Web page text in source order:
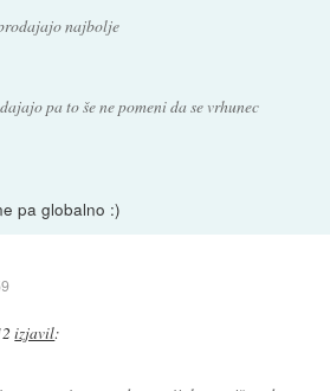
najbolje
pa to še ne pomeni da se vrhunec
pa globalno :)
izjavil: